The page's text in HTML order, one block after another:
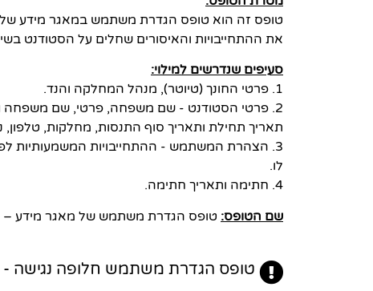
טופס זה הוא טופס הגדרת משתמש במאגר מידע של
את ההתחייבויות והאיסורים שחלים על הסטודנט
סעיפים שנדרשים למילוי:
1. פרטי החונך (טיוטר), מנהל המחלקה והנד.
2. פרטי הסטודנט - שם משפחה, פרטי, שם משפחה
תאריך תחילת ותאריך סוף התנסות, מחלקות, טלפון,
3. הצהרת המשתמש - ההתחייבויות המשמעותיות
לו.
4. חתימה ותאריך חתימה.
שם הטופס: טופס הגדרת משתמש של מאגר מידע –
טופס הגדרת משתמש חלופה נגישה -